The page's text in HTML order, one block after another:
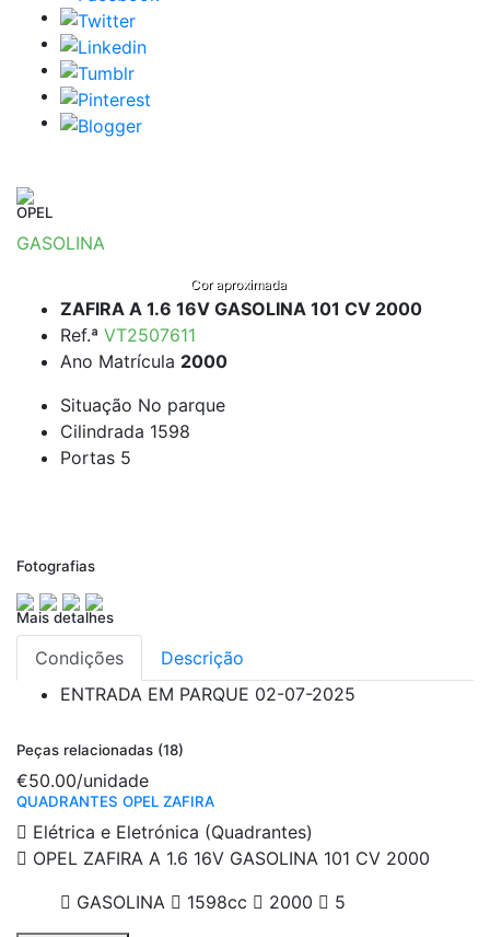
OPEL
GASOLINA
Cor aproximada
ZAFIRA A 1.6 16V GASOLINA 101 CV 2000
Ref.ª VT2507611
Ano Matrícula 2000
Situação No parque
Cilindrada 1598
Portas 5
Fotografias
Mais detalhes
Condições
Descrição
ENTRADA EM PARQUE 02-07-2025
Peças relacionadas (18)
€50.00/unidade
QUADRANTES OPEL ZAFIRA
Elétrica e Eletrónica (Quadrantes)
OPEL ZAFIRA A 1.6 16V GASOLINA 101 CV 2000
GASOLINA
1598cc 2000 5